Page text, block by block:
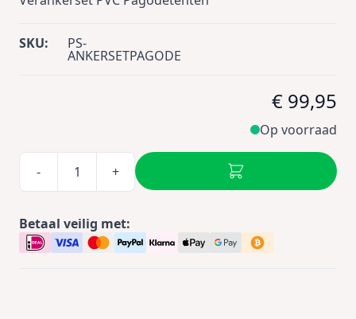
SKU: PS-
ANKERSETPAGODE
€ 99,95
Op voorraad
- +
Betaal veilig met: